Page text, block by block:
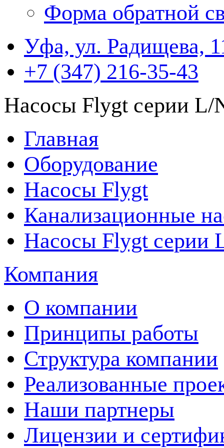
Форма обратной
Уфа, ул. Радищева,
+7 (347) 216-35-43
Насосы Flygt серии L/
Главная
Оборудование
Насосы Flygt
Канализационные
Насосы Flygt серии
Компания
О компании
Принципы работы
Структура компании
Реализованные
Наши партнеры
Лицензии и